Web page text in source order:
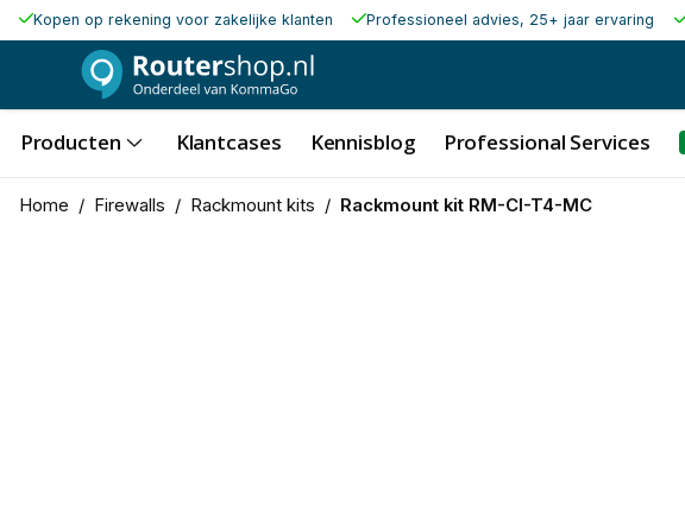
Kopen op rekening voor zakelijke klanten Professioneel advies, 25+ jaar ervaring
Producten Klantcases Kennisblog Professional Services
Home / Firewalls / Rackmount kits / Rackmount kit RM-CI-T4-MC